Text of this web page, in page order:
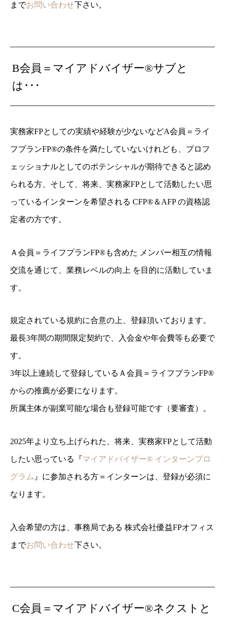
までお問い合わせ下さい。
B会員＝マイアドバイザー®サブと
は･･･
実務家FPとしての実績や経験が少ないなどA会員＝ライ
フプランFP®の条件を満たしていないけれども、プロフ
ェッショナルとしてのポテンシャルが期待できると認め
られる方、そして、将来、実務家FPとして活動したい思
っているインターンを希望される CFP®＆AFP の資格認
定者の方です。
Ａ会員＝ライフプランFP®も含めた メンバー相互の情報
交流を通じて、業務レベルの向上 を目的に活動していま
す。
規定されている規約に合意の上、登録頂いております。
最長3年間の期間限定契約で、入会金や年会費等も必要で
す。
3年以上連続して登録しているＡ会員＝ライフプランFP®
からの推薦が必要になります。
所属主体が副業可能な場合も登録可能です（要審査）。
2025年より立ち上げられた、将来、実務家FPとして活動
したい思っている『マイアドバイザー® インターンプロ
グラム 』に参加される方＝インターンは、登録が必須に
なります。
入会希望の方は、事務局である 株式会社優益FPオフィス
までお問い合わせ下さい。
C会員＝マイアドバイザー®ネクストと